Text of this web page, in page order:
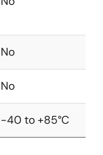
No
No
-40 to +85°C